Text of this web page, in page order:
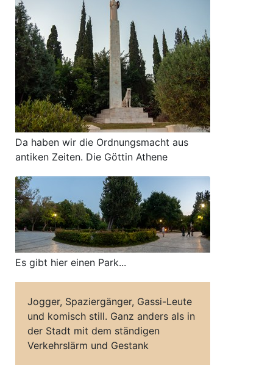
Da haben wir die Ordnungsmacht aus
antiken Zeiten. Die Göttin Athene
Es gibt hier einen Park...
Jogger, Spaziergänger, Gassi-Leute
und komisch still. Ganz anders als in
der Stadt mit dem ständigen
Verkehrslärm und Gestank